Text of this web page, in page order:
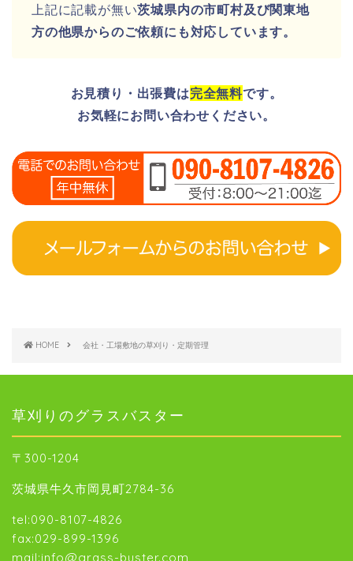
上記に記載が無い茨城県内の市町村及び関東地
方の他県からのご依頼にも対応しています。
お見積り・出張費は完全無料です。
お気軽にお問い合わせください。
HOME 会社・工場敷地の草刈り・定期管理
草刈りのグラスバスター
〒300-1204
茨城県牛久市岡見町2784-36
tel:090-8107-4826
fax:029-899-1396
mail:info@grass-buster.com